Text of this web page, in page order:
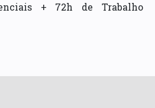
+ 72h de Trabalho